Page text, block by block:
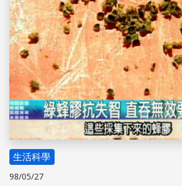
生活科學
98/05/27